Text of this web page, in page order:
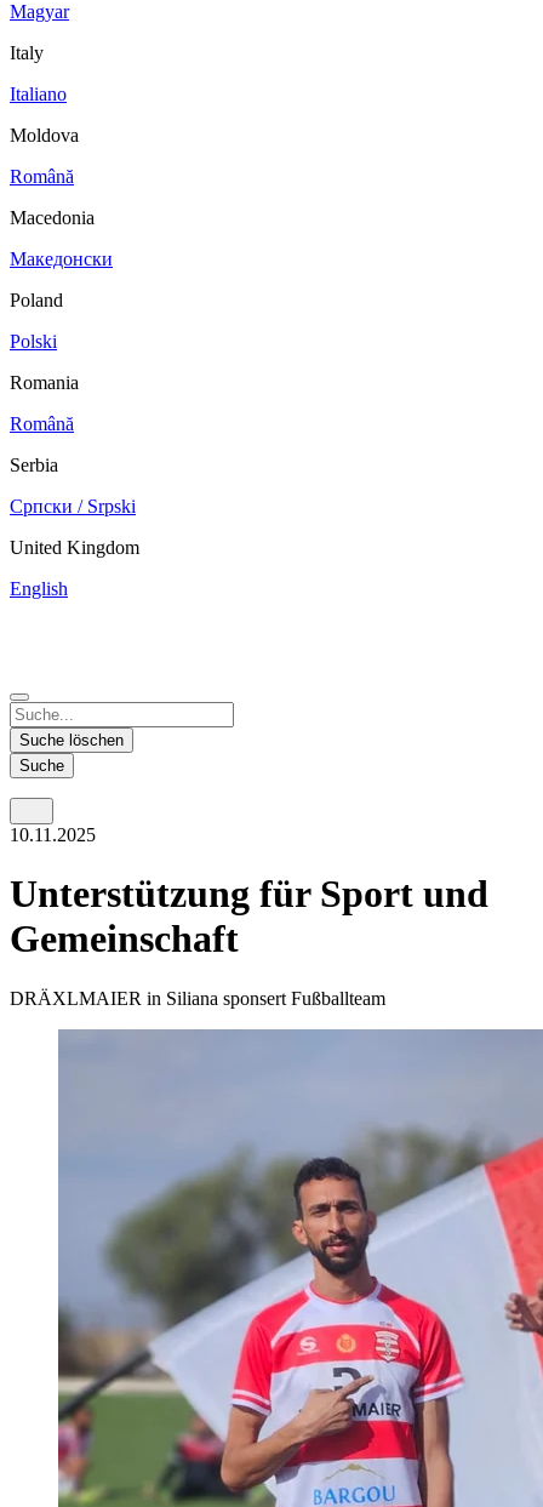
Magyar
Italy
Italiano
Moldova
Română
Macedonia
Македонски
Poland
Polski
Romania
Română
Serbia
Српски / Srpski
United Kingdom
English
India
English
Malaysia
English
Thailand
ภาษาไทย
Nicaragua
Español
United States
English
Suche löschen
Suche
10.11.2025
Unterstützung für Sport und
Gemeinschaft
DRÄXLMAIER in Siliana sponsert Fußballteam